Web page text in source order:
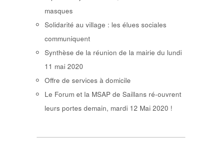
masques
Solidarité au village : les élues sociales
communiquent
Synthèse de la réunion de la mairie du lundi
11 mai 2020
Offre de services à domicile
Le Forum et la MSAP de Saillans ré-ouvrent
leurs portes demain, mardi 12 Mai 2020 !